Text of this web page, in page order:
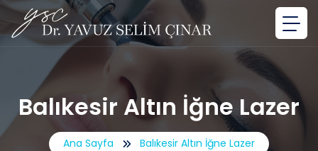
Balıkesir Altın İğne Lazer
Ana Sayfa Balıkesir Altın İğne Lazer